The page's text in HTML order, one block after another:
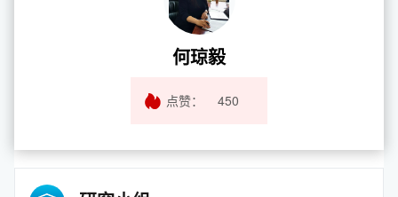
何琼毅
点赞： 450